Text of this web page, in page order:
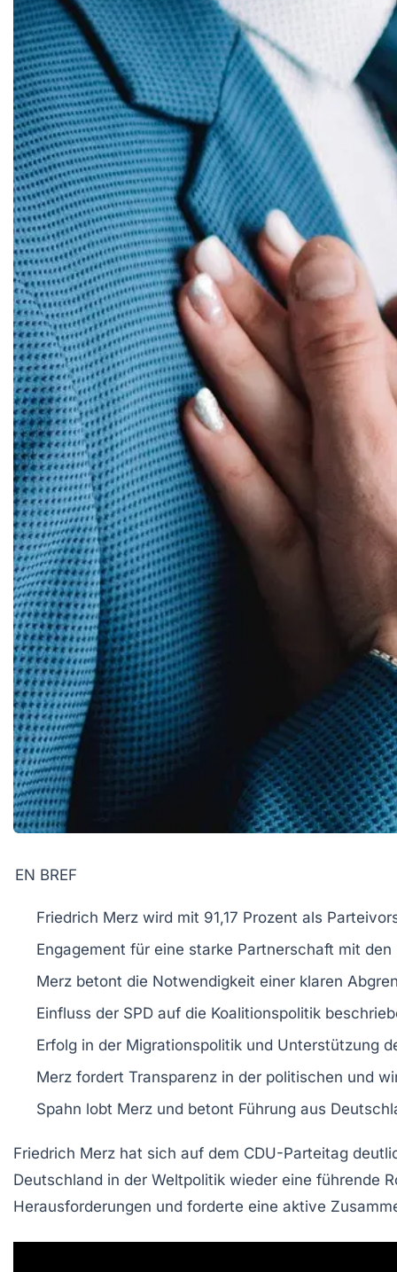
EN BREF
Friedrich Merz wird mit 91,17 Prozent als
Engagement für eine starke Partnerschaft mit den
Merz betont die Notwendigkeit einer klaren
Einfluss der SPD auf die Koalitionspolitik
Erfolg in der Migrationspolitik und Unterstützung
Merz fordert Transparenz in der politischen und
Spahn lobt Merz und betont Führung aus
Friedrich Merz hat sich auf dem CDU-Parteitag
Deutschland in der Weltpolitik wieder eine führende
Herausforderungen und forderte eine aktive